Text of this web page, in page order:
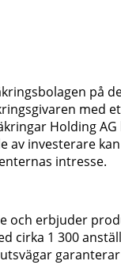
på
med
Holding
investerare
intresse.
och erbjuder
cirka 1 300